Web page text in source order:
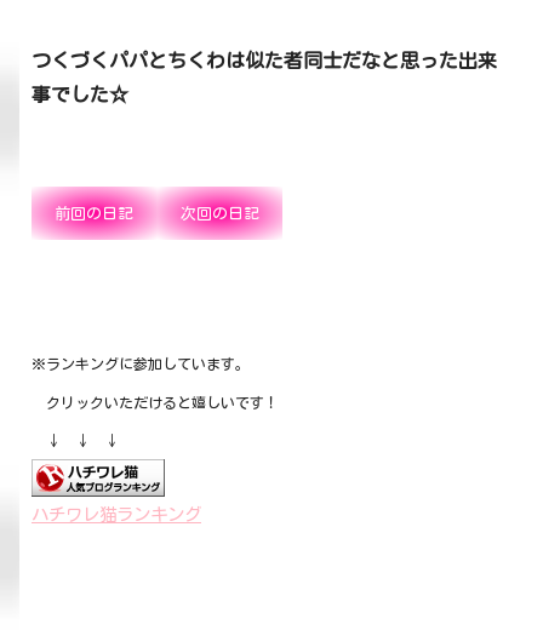
つくづくパパとちくわは似た者同士だなと思った出来
事でした☆
前回の日記 次回の日記
※ランキングに参加しています。
クリックいただけると嬉しいです！
↓ ↓ ↓
ハチワレ猫ランキング